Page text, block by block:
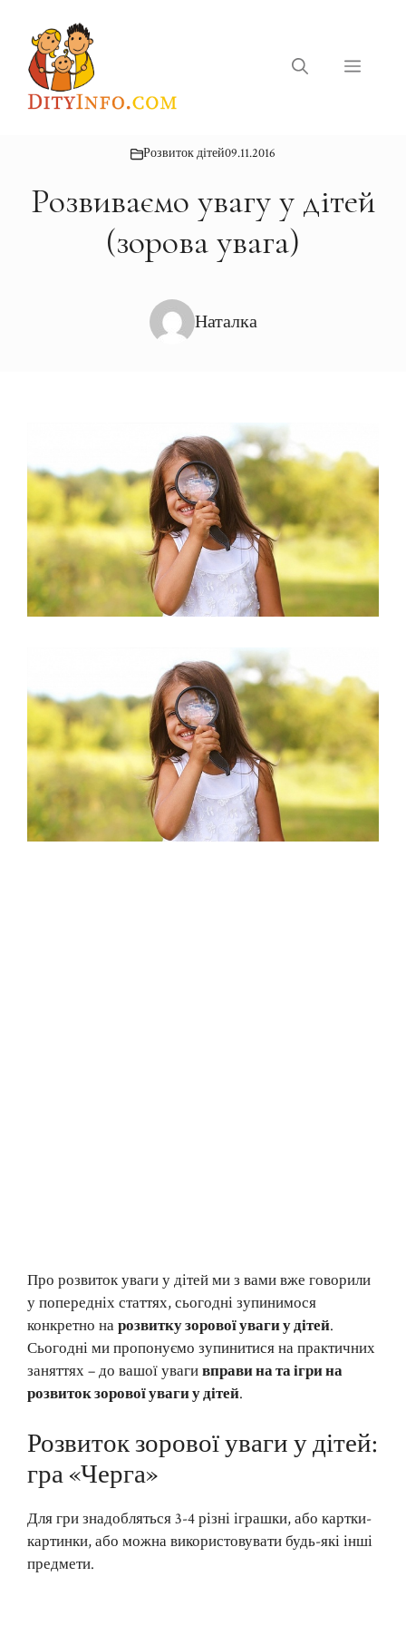
вмісту
Меню
Розвиток дітей09.11.2016
Розвиваємо увагу у дітей
(зорова увага)
Наталка
Про розвиток уваги у дітей ми з вами вже говорили
у попередніх статтях, сьогодні зупинимося
конкретно нарозвитку зорової уваги у дітей.
Сьогодні ми пропонуємо зупинитися на практичних
заняттях – до вашої увагивправи на та ігри на
розвиток зорової уваги у дітей.
Розвиток зорової уваги у дітей:
гра «Черга»
Для гри знадобляться 3-4 різні іграшки, або картки-
картинки, або можна використовувати будь-які інші
предмети.